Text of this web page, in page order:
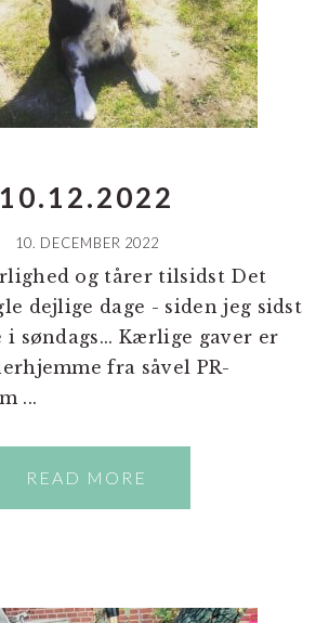
10.12.2022
10. DECEMBER 2022
og tårer tilsidst Det
dejlige dage - siden jeg sidst
søndags... Kærlige gaver er
fra såvel PR-
...
READ MORE